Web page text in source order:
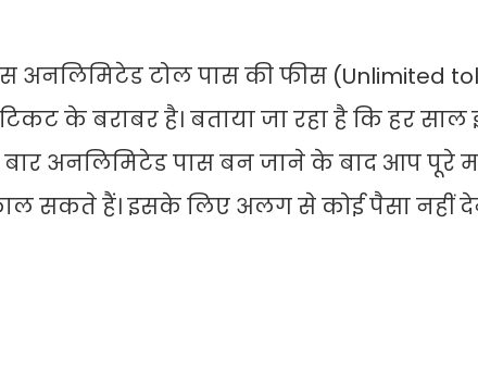
अनलिमिटेड टोल पास की फीस (Unlimited
के बराबर है। बताया जा रहा है कि हर
अनलिमिटेड पास बन जाने के बाद आप पूरे
सकते हैं। इसके लिए अलग से कोई पैसा नहीं